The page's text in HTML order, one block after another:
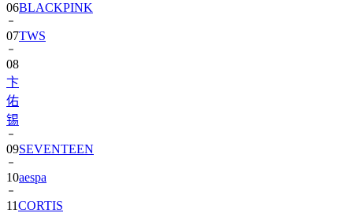
07TWS
08
卞
佑
锡
09
10aespa
11CORTIS
12SHINee